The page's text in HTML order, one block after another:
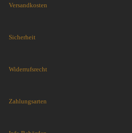
Versandkosten
Sicherheit
Widerrufsrecht
Zahlungsarten